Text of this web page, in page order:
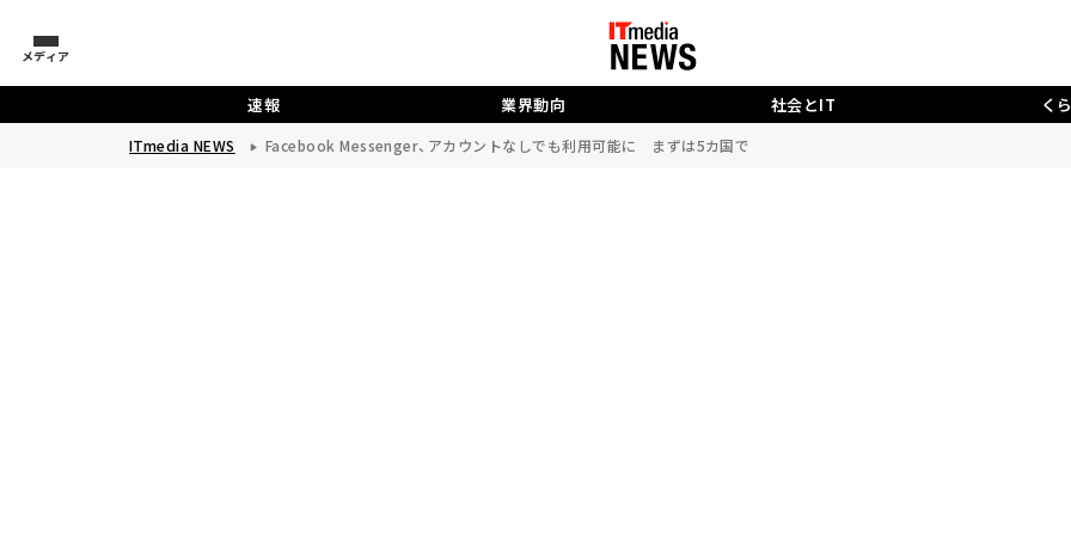
メディア
速報 業界動向 社会とIT く
ITmedia NEWS Facebook Messenger、アカウントなしでも利用可能に まずは5カ国で